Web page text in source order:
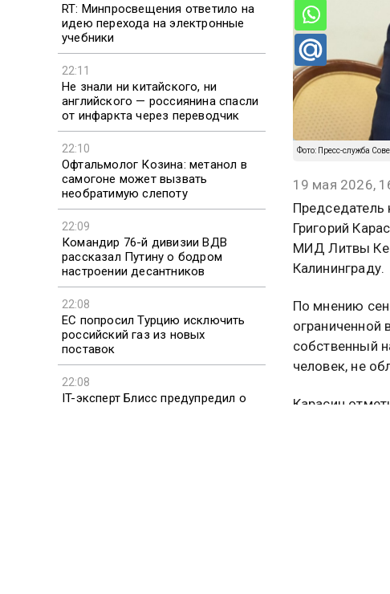
RT: Минпросвещения ответило на
идею перехода на электронные
учебники
22:11
Не знали ни китайского, ни
английского — россиянина спасли
от инфаркта через переводчик
22:10
Офтальмолог Козина: метанол в
самогоне может вызвать
необратимую слепоту
22:09
Командир 76-й дивизии ВДВ
рассказал Путину о бодром
настроении десантников
22:08
ЕС попросил Турцию исключить
российский газ из новых
поставок
22:08
IT-эксперт Блисс предупредил о
Фото: Пресс-служба
19 мая 2026,
Григорий
МИД Литвы
Калининграду.
По мнению
ограниченной
собственный
человек, не
Карасин